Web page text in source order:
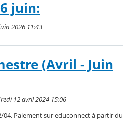
juin:
2026 11:43
(Avril - Juin
12 avril 2024 15:06
04. Paiement sur educonnect à partir du